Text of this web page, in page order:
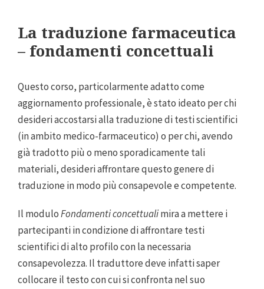
La traduzione farmaceutica
– fondamenti concettuali
Questo corso, particolarmente adatto come
aggiornamento professionale, è stato ideato per chi
desideri accostarsi alla traduzione di testi scientifici
(in ambito medico-farmaceutico) o per chi, avendo
già tradotto più o meno sporadicamente tali
materiali, desideri affrontare questo genere di
traduzione in modo più consapevole e competente.
Il moduloFondamenti concettualimira a mettere i
partecipanti in condizione di affrontare testi
scientifici di alto profilo con la necessaria
consapevolezza. Il traduttore deve infatti saper
collocare il testo con cui si confronta nel suo